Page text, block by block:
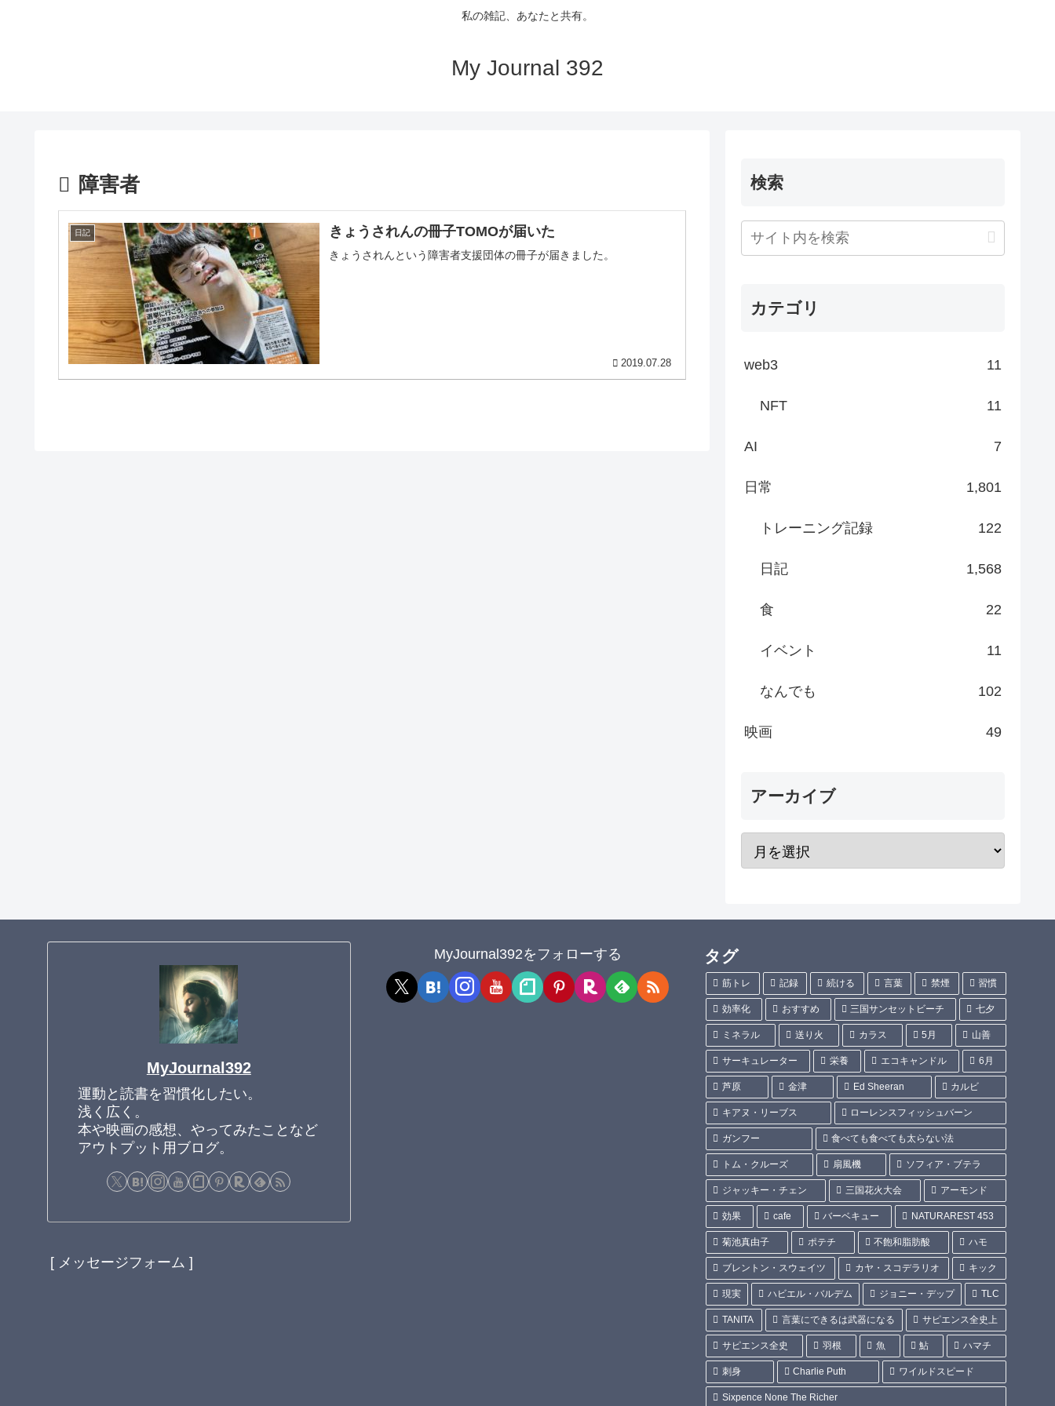
私の雑記、あなたと共有。
My Journal 392
障害者
日記 きょうされんの冊子TOMOが届いた
きょうされんという障害者支援団体の冊子が届きました。
2019.07.28
検索
カテゴリ
web3 11
NFT 11
AI 7
日常 1,801
トレーニング記録 122
日記 1,568
食 22
イベント 11
なんでも 102
映画 49
アーカイブ
MyJournal392
運動と読書を習慣化したい。
浅く広く。
本や映画の感想、やってみたことなど
アウトプット用ブログ。
[ メッセージフォーム ]
MyJournal392をフォローする タグ
筋トレ 記録 続ける 言葉 禁煙 習慣
効率化 おすすめ 三国サンセットビーチ 七夕
ミネラル 送り火 カラス 5月 山善
サーキュレーター 栄養 エコキャンドル 6月
芦原 金津 Ed Sheeran カルビ
キアヌ・リーブス ローレンスフィッシュバーン
ガンフー 食べても食べても太らない法
トム・クルーズ 扇風機 ソフィア・ブテラ
ジャッキー・チェン 三国花火大会 アーモンド
効果 cafe バーベキュー NATURAREST 453
菊池真由子 ポテチ 不飽和脂肪酸 ハモ
ブレントン・スウェイツ カヤ・スコデラリオ キック
現実 ハビエル・バルデム ジョニー・デップ TLC
TANITA 言葉にできるは武器になる サピエンス全史上
サピエンス全史 羽根 魚 鮎 ハマチ
刺身 Charlie Puth ワイルドスピード
Sixpence None The Richer